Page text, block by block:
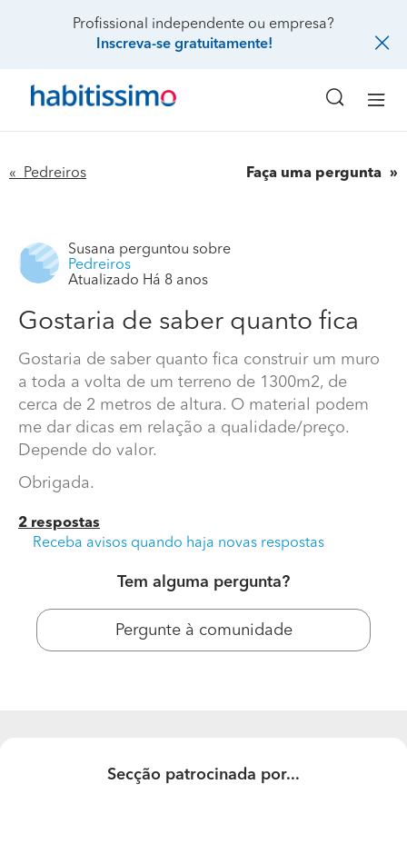
Profissional independente ou empresa?
Inscreva-se gratuitamente!
« Pedreiros Faça uma pergunta
Gostaria de saber quanto fica
Susana perguntou sobre
Pedreiros
Atualizado Há 8 anos
Gostaria de saber quanto fica
Gostaria de saber quanto fica construir um muro
a toda a volta de um terreno de 1300m2, de
cerca de 2 metros de altura. O material podem
me dar dicas em relação a qualidade/preço.
Depende do valor.
Obrigada.
2 respostas
Receba avisos quando haja novas respostas
Tem alguma pergunta?
Pergunte à comunidade
Secção patrocinada por...